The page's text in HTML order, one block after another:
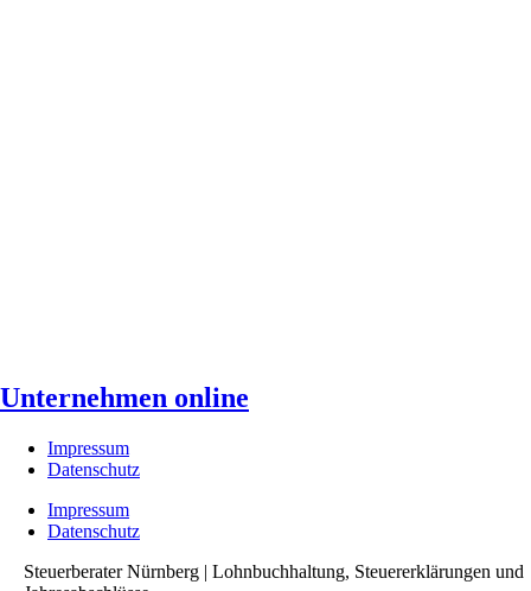
Unternehmen online
Impressum
Datenschutz
Impressum
Datenschutz
Steuerberater Nürnberg | Lohnbuchhaltung, Steuererklärungen und